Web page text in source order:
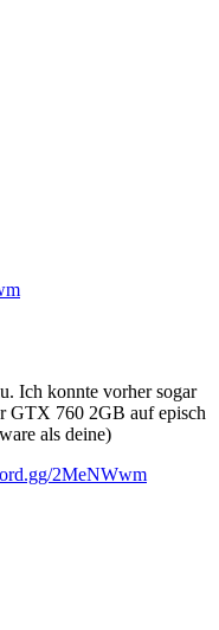
Ich konnte vorher sogar
GTX 760 2GB auf episch
als deine)
2MeNWwm